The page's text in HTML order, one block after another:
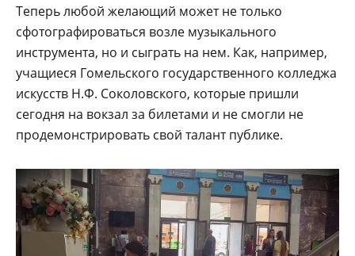
Теперь любой желающий может не только
сфотографироваться возле музыкального
инструмента, но и сыграть на нем. Как, например,
учащиеся Гомельского государственного колледжа
искусств Н.Ф. Соколовского, которые пришли
сегодня на вокзал за билетами и не смогли не
продемонстрировать свой талант публике.